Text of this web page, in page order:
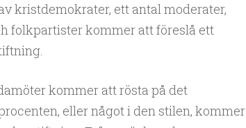
kristdemokrater, ett antal moderater,
folkpartister kommer att föreslå ett
kommer att rösta på det
eller något i den stilen, kommer